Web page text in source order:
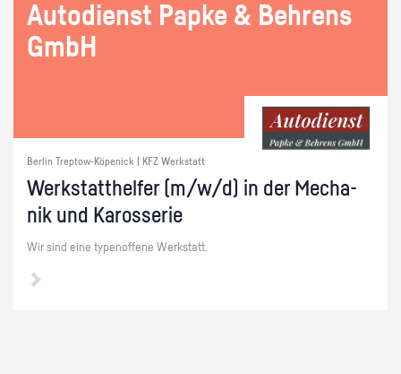
Au­to­dienst Papke & Beh­rens
GmbH
Berlin Treptow-Köpenick | KFZ Werkstatt
Werk­statt­hel­fer (m/w/d) in der Me­cha­
nik und Ka­ros­se­rie
Wir sind eine ty­pen­of­fe­ne Werk­statt.